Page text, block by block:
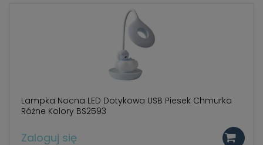
Lampka Nocna LED Dotykowa USB Piesek Chmurka
Różne Kolory BS2593
Zaloguj się